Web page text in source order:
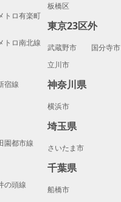
トロ有楽町
トロ南北線
宿線
園都市線
の頭線
板橋区
東京23区外
武蔵野市 国分寺市
立川市
神奈川県
横浜市
埼玉県
さいたま市
千葉県
船橋市